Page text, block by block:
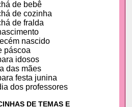
de bebê
de cozinha
de fralda
nascido
páscoa
idosos
das mães
festa junina
dos professores
DE TEMAS E